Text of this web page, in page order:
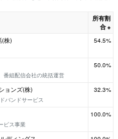
所有割
合 ※
(株)
54.5%
番組配信会社の統括運営
50.0%
ョンズ(株)
バンドサービス
32.3%
ビス事業
100.0%